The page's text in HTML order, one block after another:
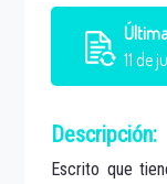
11 de
Descripción:
Escrito que